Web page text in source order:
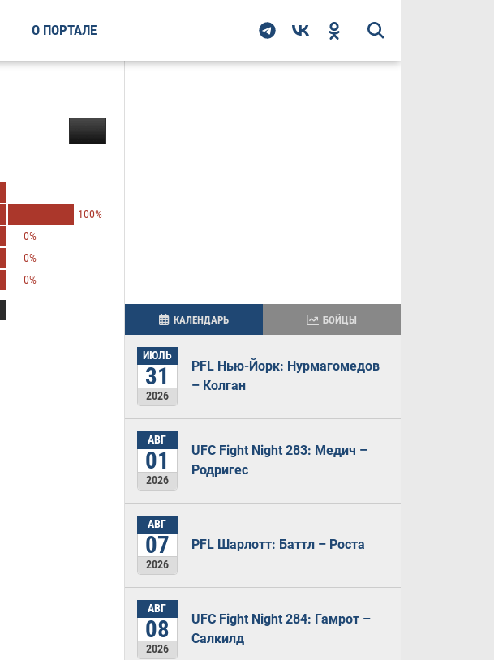
О ПОРТАЛЕ
100%
0%
0%
0%
КАЛЕНДАРЬ БОЙЦЫ
ИЮЛЬ
31
2026
PFL Нью-Йорк: Нурмагомедов
– Колган
АВГ
01
2026
UFC Fight Night 283: Медич –
Родригес
АВГ
07
2026
PFL Шарлотт: Баттл – Роста
АВГ
08
2026
UFC Fight Night 284: Гамрот –
Салкилд